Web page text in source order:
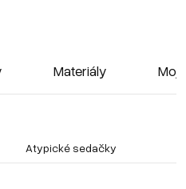
Materiály
Atypické sedačky